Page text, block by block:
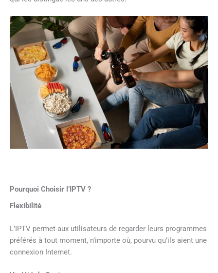
Pourquoi Choisir l’IPTV ?
Flexibilité
L’IPTV permet aux utilisateurs de regarder leurs programmes
préférés à tout moment, n’importe où, pourvu qu’ils aient une
connexion Internet.